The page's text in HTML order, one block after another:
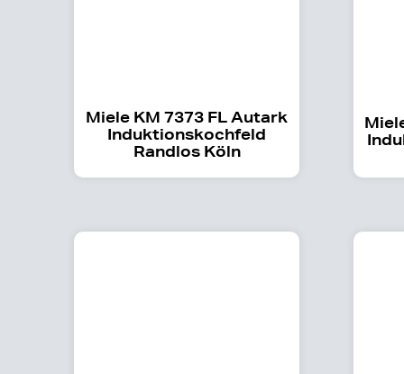
Miele KM 7373 FL Autark
Induktionskochfeld
Randlos Köln